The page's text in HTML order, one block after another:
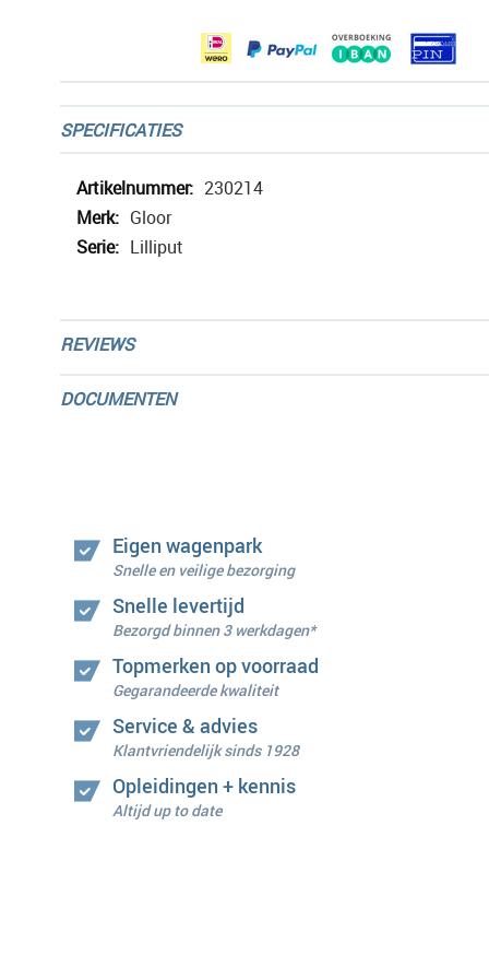
SPECIFICATIES
Meer
informatie
230214
Gloor
Lilliput
REVIEWS
DOCUMENTEN
Eigen wagenpark
Snelle en veilige bezorging
Snelle levertijd
Bezorgd binnen 3 werkdagen*
Topmerken op voorraad
Gegarandeerde kwaliteit
Service & advies
Klantvriendelijk sinds 1928
Opleidingen + kennis
Altijd up to date